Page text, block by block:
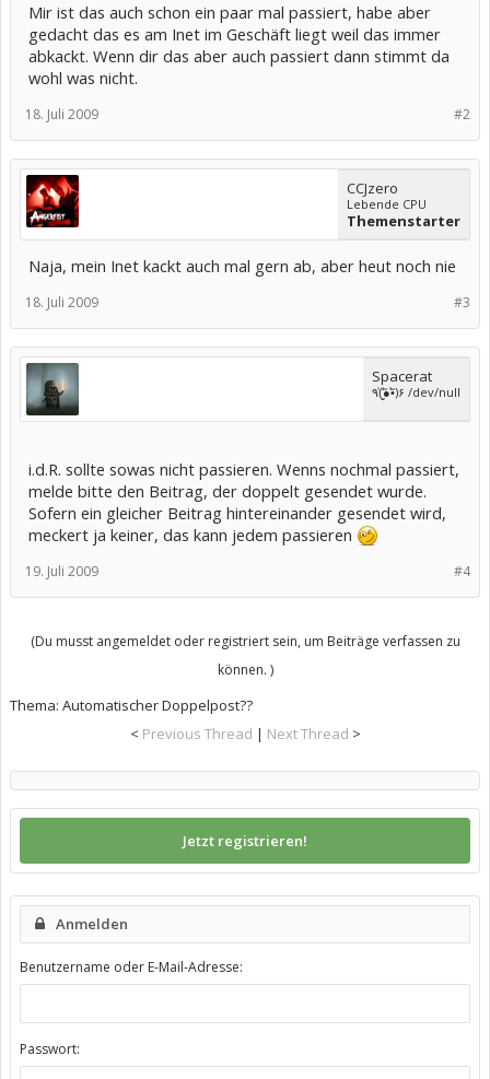
Mir ist das auch schon ein paar mal passiert, habe aber
gedacht das es am Inet im Geschäft liegt weil das immer
abkackt. Wenn dir das aber auch passiert dann stimmt da
wohl was nicht.
#2
18. Juli 2009
CCJzero
Lebende CPU
Themenstarter
Naja, mein Inet kackt auch mal gern ab, aber heut noch nie
#3
18. Juli 2009
Spacerat
٩(̾●̮̮̃̾•̃̾)۶ /dev/null
i.d.R. sollte sowas nicht passieren. Wenns nochmal passiert,
melde bitte den Beitrag, der doppelt gesendet wurde.
Sofern ein gleicher Beitrag hintereinander gesendet wird,
meckert ja keiner, das kann jedem passieren
#4
19. Juli 2009
(Du musst angemeldet oder registriert sein, um Beiträge verfassen zu
können. )
Thema: Automatischer Doppelpost??
< Previous Thread | Next Thread >
Jetzt registrieren!
Anmelden
Benutzername oder E-Mail-Adresse:
Passwort: